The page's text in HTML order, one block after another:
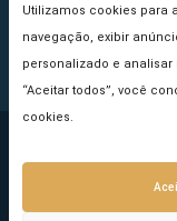
Utilizamos cookies para
navegação, exibir
personalizado e
“Aceitar todos”, você
cookies.
Princípios
Copyright ©